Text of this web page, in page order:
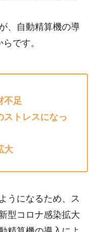
、自動精算機の導
です。
不足
ストレスになっ
大
うになるため、ス
型コロナ感染拡大